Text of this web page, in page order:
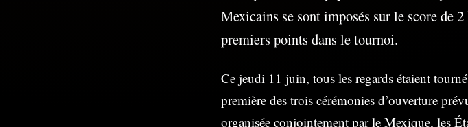
Mexicains se sont imposés sur le score de
premiers points dans le tournoi.
Ce jeudi 11 juin, tous les regards étaient
première des trois cérémonies d’ouverture
organisée conjointement par le Mexique, les